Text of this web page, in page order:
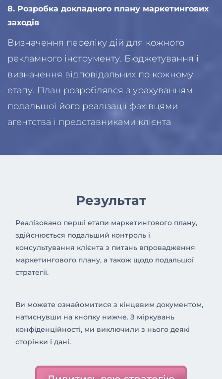
8. Розробка докладного плану маркетингових
заходів
Визначення переліку дій для кожного
рекламного інструменту. Бюджетування і
визначення відповідальних по кожному
етапу. План розроблявся з урахуванням
подальшої його реалізації фахівцями
агентства і представниками клієнта
Результат
Реалізовано перші етапи маркетингового плану,
здійснюється подальший контроль і
консультування клієнта з питань впровадження
маркетингового плану, а також щодо подальшої
стратегії.
Ви можете ознайомитися з кінцевим документом,
натиснувши на кнопку нижче. З міркувань
конфіденційності, ми виключили з нього деякі
сторінки і дані.